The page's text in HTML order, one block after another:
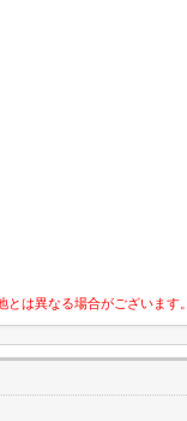
は異なる場合がございます。